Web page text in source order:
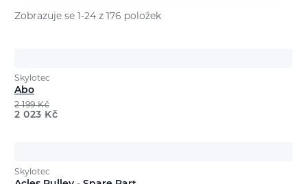
Zobrazuje se 1-24 z 176 položek
Skylotec
Abo
2 199Kč
2 023 Kč
Skylotec